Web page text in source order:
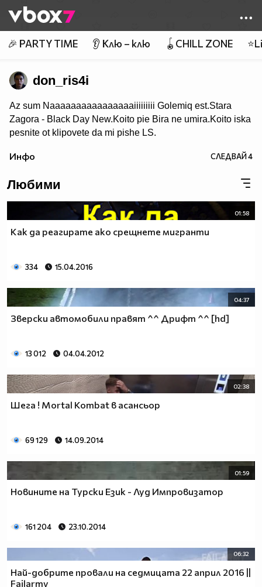
👾
🎉 PARTY TIME 👂 Клю – клю 🪀CHILL ZONE
don_ris4i
Az sum Naaaaaaaaaaaaaaaaiiiiiiiii Golemiq est.Stara
Zagora - Black Day New.Koito pie Bira ne umira.Koito iska
pesnite ot klipovete da mi pishe LS.
Инфо СЛЕДВАЙ4
Любими
01:58
Как да реагирате ако срещнете мигранти
334 15.04.2016
04:37
Зверски автомобили правят ^^ Дрифт ^^ [hd]
13 012 04.04.2012
02:38
Шега ! Mortal Kombat в асансьор
69 129 14.09.2014
01:59
Новините на Турски Език - Луд Импровизатор
161 204 23.10.2014
06:32
Най-добрите провали на седмицата 22 април 2016 ||
Failarmy